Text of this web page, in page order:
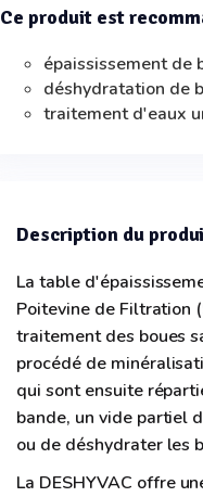
Ce produit est
épaississement de
déshydratation de
traitement d'eaux
Description du
La table
Poitevine de Filtration
traitement des boues
procédé de
qui sont ensuite
bande, un vide partiel
ou de déshydrater les
La DESHYVAC offre